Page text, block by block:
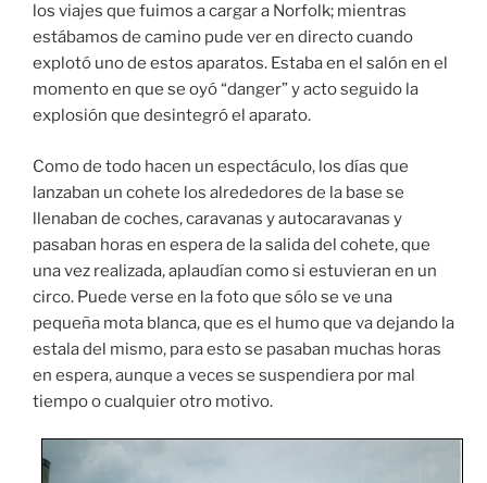
los viajes que fuimos a cargar a Norfolk; mientras
estábamos de camino pude ver en directo cuando
explotó uno de estos aparatos. Estaba en el salón en el
momento en que se oyó “danger” y acto seguido la
explosión que desintegró el aparato.
Como de todo hacen un espectáculo, los días que
lanzaban un cohete los alrededores de la base se
llenaban de coches, caravanas y autocaravanas y
pasaban horas en espera de la salida del cohete, que
una vez realizada, aplaudían como si estuvieran en un
circo. Puede verse en la foto que sólo se ve una
pequeña mota blanca, que es el humo que va dejando la
estala del mismo, para esto se pasaban muchas horas
en espera, aunque a veces se suspendiera por mal
tiempo o cualquier otro motivo.